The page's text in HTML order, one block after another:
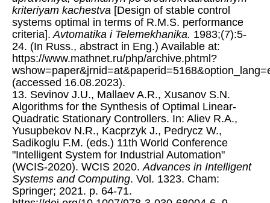
kriteriyam kachestva [Design of stable control
systems optimal in terms of R.M.S. performance
criteria]. Avtomatika i Telemekhanika. 1983;(7):5-
24. (In Russ., abstract in Eng.) Available at:
https://www.mathnet.ru/php/archive.phtml?
(accessed 16.08.2023).
13. Sevinov J.U., Mallaev A.R., Xusanov S.N.
Algorithms for the Synthesis of Optimal Linear-
Quadratic Stationary Controllers. In: Aliev R.A.,
Yusupbekov N.R., Kacprzyk J., Pedrycz W.,
Sadikoglu F.M. (eds.) 11th World Conference
"Intelligent System for Industrial Automation"
(WCIS-2020). WCIS 2020.Advances in Intelligent
Systems and Computing. Vol. 1323. Cham:
Springer; 2021. p. 64-71.